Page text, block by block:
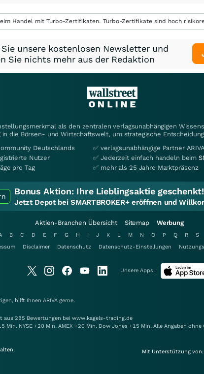
Handel mit Turbo-Zertifikaten. Turbo-Zertifikate sind hoch
unsere kostenlosen Newsletter und
Sie nichts mehr aus der Redaktion
als den zentralen verlagsunabhängigen
in die Börsen- und Wirtschaftswelt, um strategische
Deutschlands
Nutzer
pro Tag
✅ verlagsunabhängige Partner
✅ Jederzeit einfach handeln beim
✅ mehr als 25 Jahre Marktpräsenz
Bonus Aktion: Ihre Lieblingsaktie geschenkt!
Jetzt Depot bei SMARTBROKER+ eröffnen und
Aktien-Branchen Übersicht Sitemap Werbung
B C D E F G H I J K L M N O P Q R S
Disclaimer Datenschutz Datenschutz-Einstellungen
Unsere Apps:
hilft Ihnen ARIVA gerne.
285 Bewertungen bei www.kagels-trading.de
NYSE +20 Min. AMEX +20 Min. Dow Jones +15 Min. Alle Angaben ohne
Mit Unterstützung von: